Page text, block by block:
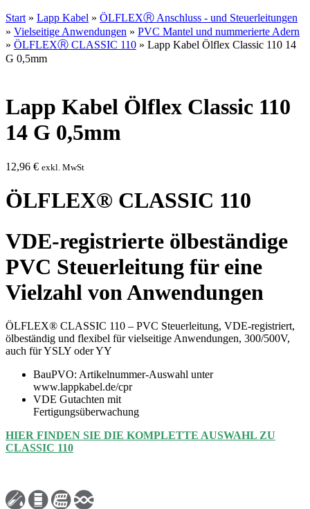
Start » Lapp Kabel » ÖLFLEXⓇ Anschluss - und Steuerleitungen
» Vielseitige Anwendungen » PVC Mantel und nummerierte Adern
» ÖLFLEXⓇ CLASSIC 110 » Lapp Kabel Ölflex Classic 110 14
G 0,5mm
Lapp Kabel Ölflex Classic 110
14 G 0,5mm
12,96 € exkl. MwSt
ÖLFLEX® CLASSIC 110
VDE-registrierte ölbeständige
PVC Steuerleitung für eine
Vielzahl von Anwendungen
ÖLFLEX® CLASSIC 110 – PVC Steuerleitung, VDE-registriert,
ölbeständig und flexibel für vielseitige Anwendungen, 300/500V,
auch für YSLY oder YY
BauPVO: Artikelnummer-Auswahl unter
www.lappkabel.de/cpr
VDE Gutachten mit
Fertigungsüberwachung
HIER FINDEN SIE DIE KOMPLETTE AUSWAHL ZU
CLASSIC 110